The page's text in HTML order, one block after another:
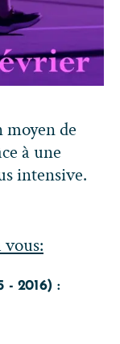
de
à une
intensive.
- 2016) :